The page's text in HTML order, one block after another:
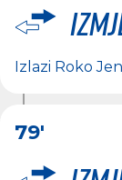
Izlazi Roko
79'